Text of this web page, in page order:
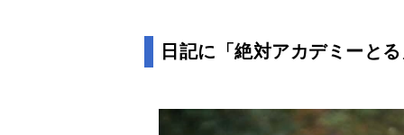
日記に「絶対アカデミーと